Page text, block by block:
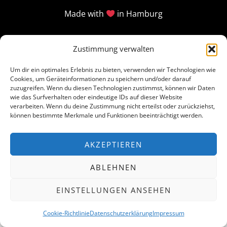
Zustimmung verwalten
Um dir ein optimales Erlebnis zu bieten, verwenden wir Technologien wie
Cookies, um Geräteinformationen zu speichern und/oder darauf
zuzugreifen. Wenn du diesen Technologien zustimmst, können wir Daten
wie das Surfverhalten oder eindeutige IDs auf dieser Website
verarbeiten. Wenn du deine Zustimmung nicht erteilst oder zurückziehst,
können bestimmte Merkmale und Funktionen beeinträchtigt werden.
AKZEPTIEREN
ABLEHNEN
EINSTELLUNGEN ANSEHEN
Cookie-RichtlinieDatenschutzerklärungImpressum
Made with in Hamburg